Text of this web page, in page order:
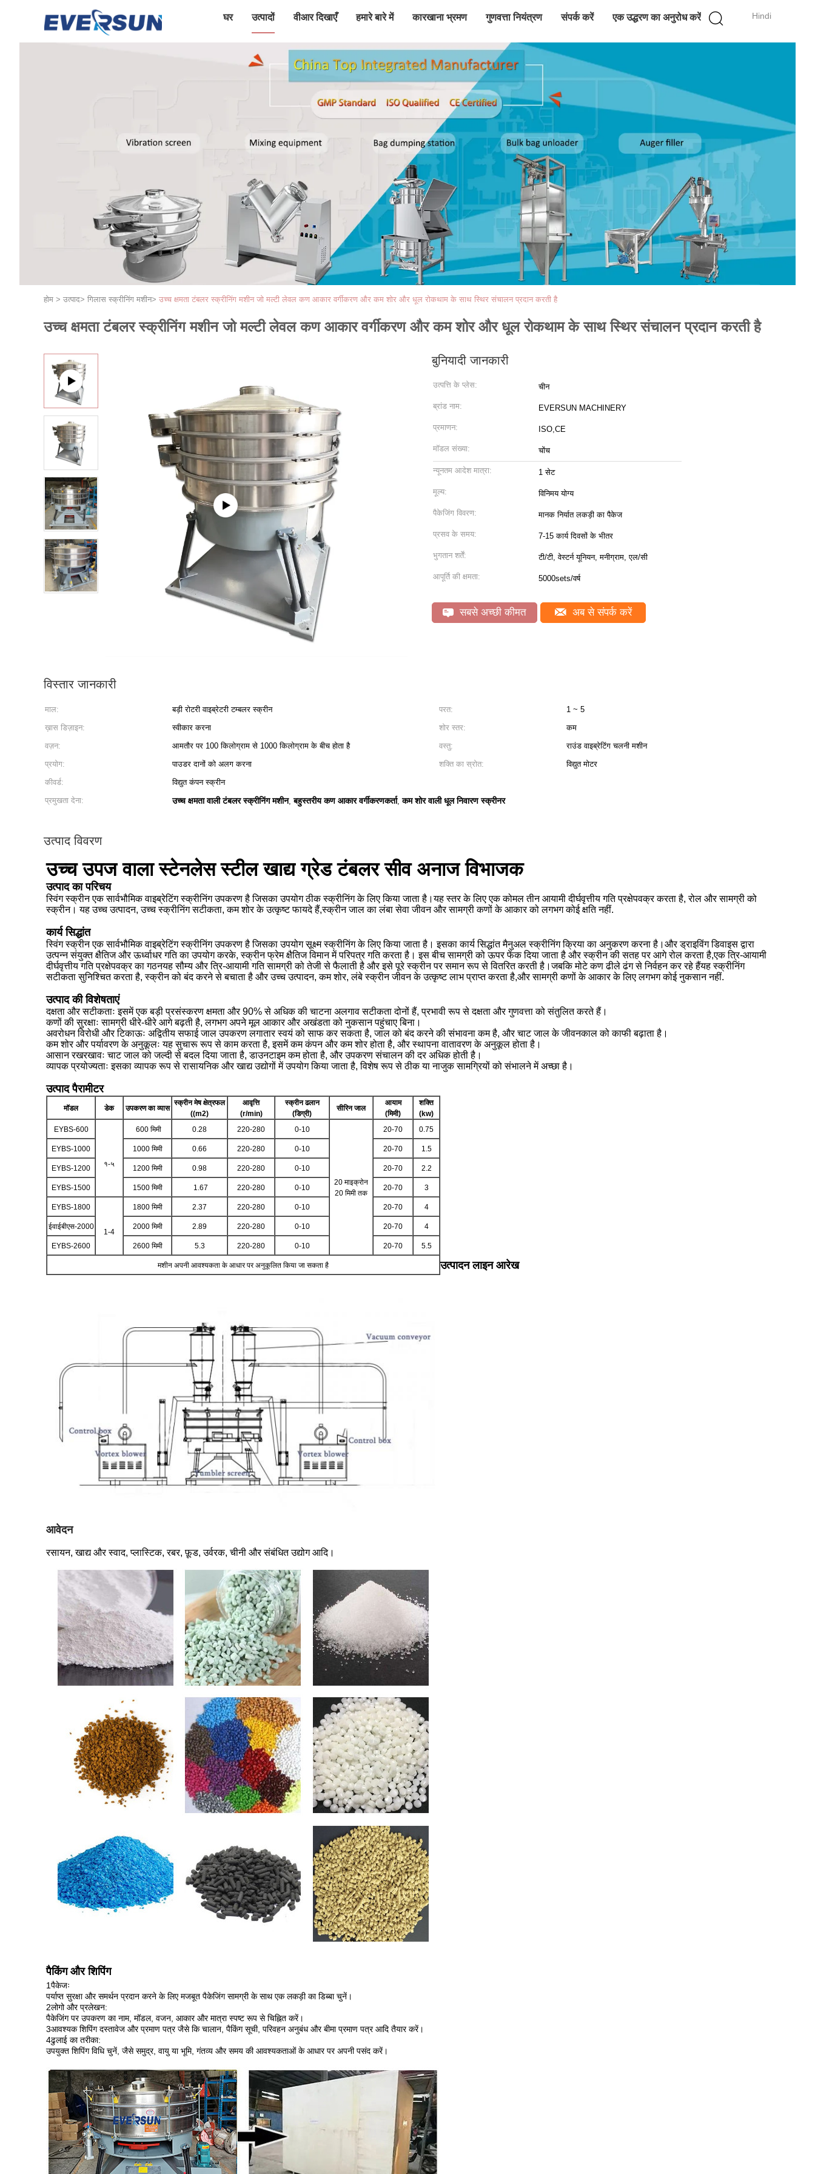
Hindi
घर उत्पादों वीआर दिखाएँ हमारे बारे में कारखाना भ्रमण गुणवत्ता नियंत्रण संपर्क करें एक उद्धरण का अनुरोध करें
होम > उत्पाद> गिलास स्क्रीनिंग मशीन> उच्च क्षमता टंबलर स्क्रीनिंग मशीन जो मल्टी लेवल कण आकार वर्गीकरण और कम शोर और धूल रोकथाम के साथ स्थिर संचालन प्रदान करती है
उच्च क्षमता टंबलर स्क्रीनिंग मशीन जो मल्टी लेवल कण आकार वर्गीकरण और कम शोर और धूल रोकथाम के साथ स्थिर संचालन प्रदान करती है
बुनियादी जानकारी
उत्पत्ति के प्लेस: चीन
ब्रांड नाम: EVERSUN MACHINERY
प्रमाणन: ISO,CE
मॉडल संख्या: चोंच
न्यूनतम आदेश मात्रा: 1 सेट
मूल्य: विनिमय योग्य
पैकेजिंग विवरण: मानक निर्यात लकड़ी का पैकेज
प्रसव के समय: 7-15 कार्य दिवसों के भीतर
भुगतान शर्तें: टी/टी, वेस्टर्न यूनियन, मनीग्राम, एल/सी
आपूर्ति की क्षमता: 5000sets/वर्ष
सबसे अच्छी कीमत अब से संपर्क करें
विस्तार जानकारी
माल: बड़ी रोटरी वाइब्रेटरी टम्बलर स्क्रीन परत:
1 ~ 5
ख़ास डिज़ाइन:
स्वीकार करना शोर स्तर:
कम
वज़न:
आमतौर पर 100 किलोग्राम से 1000 किलोग्राम के बीच होता है वस्तु:
राउंड वाइब्रेटिंग चलनी मशीन
प्रयोग:
पाउडर दानों को अलग करना शक्ति का स्रोत:
विद्युत मोटर
कीवर्ड:
विद्युत कंपन स्क्रीन
प्रमुखता देना:
उच्च क्षमता वाली टंबलर स्क्रीनिंग मशीन,बहुस्तरीय कण आकार वर्गीकरणकर्ता,कम शोर वाली धूल निवारण स्क्रीनर
उत्पाद विवरण
उच्च उपज वाला स्टेनलेस स्टील खाद्य ग्रेड टंबलर सीव अनाज विभाजक
उत्पाद का परिचय
स्विंग स्क्रीन एक सार्वभौमिक वाइब्रेटिंग स्क्रीनिंग उपकरण है जिसका उपयोग ठीक स्क्रीनिंग के लिए किया जाता है।यह स्तर के लिए एक कोमल तीन आयामी दीर्घवृत्तीय गति प्रक्षेपवक्र करता है, रोल और सामग्री को
स्क्रीन। यह उच्च उत्पादन, उच्च स्क्रीनिंग सटीकता, कम शोर के उत्कृष्ट फायदे हैं,स्क्रीन जाल का लंबा सेवा जीवन और सामग्री कणों के आकार को लगभग कोई क्षति नहीं.
कार्य सिद्धांत
स्विंग स्क्रीन एक सार्वभौमिक वाइब्रेटिंग स्क्रीनिंग उपकरण है जिसका उपयोग सूक्ष्म स्क्रीनिंग के लिए किया जाता है। इसका कार्य सिद्धांत मैनुअल स्क्रीनिंग क्रिया का अनुकरण करना है।और ड्राइविंग डिवाइस द्वारा
उत्पन्न संयुक्त क्षैतिज और ऊर्ध्वाधर गति का उपयोग करके, स्क्रीन फ्रेम क्षैतिज विमान में परिपत्र गति करता है। इस बीच सामग्री को ऊपर फेंक दिया जाता है और स्क्रीन की सतह पर आगे रोल करता है,एक त्रि-आयामी
दीर्घवृत्तीय गति प्रक्षेपवक्र का गठनयह सौम्य और त्रि-आयामी गति सामग्री को तेजी से फैलाती है और इसे पूरे स्क्रीन पर समान रूप से वितरित करती है।जबकि मोटे कण ढीले ढंग से निर्वहन कर रहे हैंयह स्क्रीनिंग
सटीकता सुनिश्चित करता है, स्क्रीन को बंद करने से बचाता है और उच्च उत्पादन, कम शोर, लंबे स्क्रीन जीवन के उत्कृष्ट लाभ प्राप्त करता है,और सामग्री कणों के आकार के लिए लगभग कोई नुकसान नहीं.
उत्पाद की विशेषताएं
दक्षता और सटीकताः इसमें एक बड़ी प्रसंस्करण क्षमता और 90% से अधिक की चाटना अलगाव सटीकता दोनों हैं, प्रभावी रूप से दक्षता और गुणवत्ता को संतुलित करते हैं।
कणों की सुरक्षाः सामग्री धीरे-धीरे आगे बढ़ती है, लगभग अपने मूल आकार और अखंडता को नुकसान पहुंचाए बिना।
अवरोधन विरोधी और टिकाऊः अद्वितीय सफाई जाल उपकरण लगातार स्वयं को साफ कर सकता है, जाल को बंद करने की संभावना कम है, और चाट जाल के जीवनकाल को काफी बढ़ाता है।
कम शोर और पर्यावरण के अनुकूलः यह सुचारू रूप से काम करता है, इसमें कम कंपन और कम शोर होता है, और स्थापना वातावरण के अनुकूल होता है।
आसान रखरखावः चाट जाल को जल्दी से बदल दिया जाता है, डाउनटाइम कम होता है, और उपकरण संचालन की दर अधिक होती है।
व्यापक प्रयोज्यताः इसका व्यापक रूप से रासायनिक और खाद्य उद्योगों में उपयोग किया जाता है, विशेष रूप से ठीक या नाजुक सामग्रियों को संभालने में अच्छा है।
उत्पाद पैरामीटर
मॉडल डेक उपकरण का व्यास
स्क्रीन मेष क्षेत्रफल
((m2)
आवृत्ति
(r/min)
स्क्रीन ढलान
(डिग्री)
सीरिन जाल
आयाम
(मिमी)
शक्ति
(kw)
EYBS-600
१-५
600 मिमी 0.28 220-280 0-10
20 माइक्रोन
20 मिमी तक
20-70 0.75
EYBS-1000 1000 मिमी 0.66 220-280 0-10 20-70 1.5
EYBS-1200 1200 मिमी 0.98 220-280 0-10 20-70 2.2
EYBS-1500 1500 मिमी 1.67 220-280 0-10 20-70 3
EYBS-1800
1-4
1800 मिमी 2.37 220-280 0-10 20-70 4
ईवाईबीएस-2000 2000 मिमी 2.89 220-280 0-10 20-70 4
EYBS-2600 2600 मिमी 5.3 220-280 0-10 20-70 5.5
मशीन अपनी आवश्यकता के आधार पर अनुकूलित किया जा सकता है उत्पादन लाइन आरेख
आवेदन
रसायन, खाद्य और स्वाद, प्लास्टिक, रबर, फ़ूड, उर्वरक, चीनी और संबंधित उद्योग आदि।
पैकिंग और शिपिंग
1पैकेजः
पर्याप्त सुरक्षा और समर्थन प्रदान करने के लिए मजबूत पैकेजिंग सामग्री के साथ एक लकड़ी का डिब्बा चुनें।
2लोगो और प्रलेखन:
पैकेजिंग पर उपकरण का नाम, मॉडल, वजन, आकार और मात्रा स्पष्ट रूप से चिह्नित करें।
3आवश्यक शिपिंग दस्तावेज और प्रमाण पत्र जैसे कि चालान, पैकिंग सूची, परिवहन अनुबंध और बीमा प्रमाण पत्र आदि तैयार करें।
4ढुलाई का तरीका:
उपयुक्त शिपिंग विधि चुनें, जैसे समुद्र, वायु या भूमि, गंतव्य और समय की आवश्यकताओं के आधार पर अपनी पसंद करें।